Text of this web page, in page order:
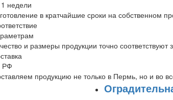
недели
в кратчайшие сроки на собственном
и размеры продукции точно соответствуют
РФ
продукцию не только в Пермь, но и во